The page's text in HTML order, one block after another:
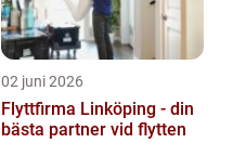
02 juni 2026
Flyttfirma Linköping - din
bästa partner vid flytten